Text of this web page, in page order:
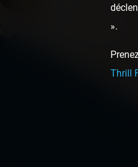
».
Thrill